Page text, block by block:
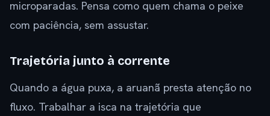
microparadas. Pensa como quem chama o peixe
com paciência, sem assustar.
Trajetória junto à corrente
Quando a água puxa, a aruanã presta atenção no
fluxo. Trabalhar a isca na trajetória que